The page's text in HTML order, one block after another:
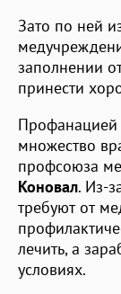
Зато по ней
заполнении
принести
Профанацией
множество
профсоюза
Коновал. Из-
требуют от
лечить, а
условиях.